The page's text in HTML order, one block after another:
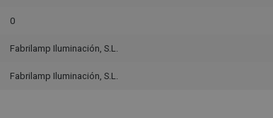
0
Fabrilamp Iluminación, S.L.
Fabrilamp Iluminación, S.L.